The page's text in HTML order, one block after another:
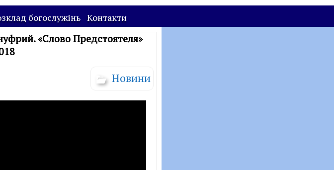
богослужінь Контакти
«Слово Предстоятеля»
Новини